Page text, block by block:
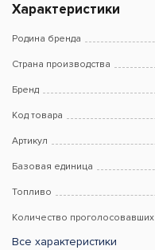
Характеристики
Родина бренда
Страна производства
Бренд
Код товара
Артикул
Базовая единица
Топливо
Количество проголосовавших
Все характеристики